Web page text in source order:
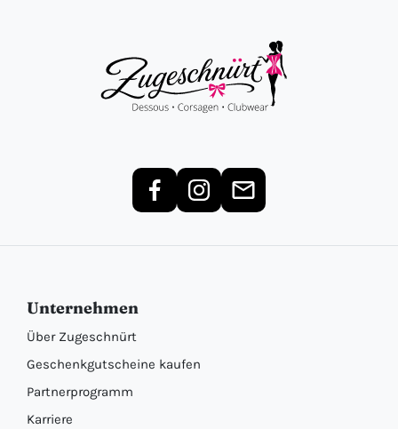
Unternehmen
Über Zugeschnürt
Geschenkgutscheine kaufen
Partnerprogramm
Karriere